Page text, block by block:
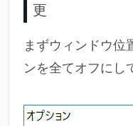
更
まずウィンドウ位
ンを全てオフにし